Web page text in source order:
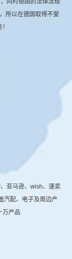
同时德国的法律法规
所以在德国取得不斐
亚马逊、wish、速卖
汽配、电子及周边产
万产品